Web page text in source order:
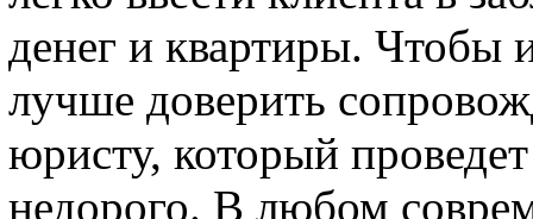
денег и квартиры. Чтобы
лучше доверить
юристу, который
недорого. В любом